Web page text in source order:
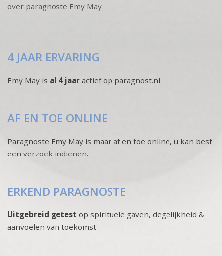
over paragnoste Emy May
4 JAAR ERVARING
Emy May is al 4 jaar actief op paragnost.nl
AF EN TOE ONLINE
Paragnoste Emy May is maar af en toe online, u kan best
een verzoek indienen.
ERKEND PARAGNOSTE
Uitgebreid getest op spirituele gaven, degelijkheid &
aanvoelen van toekomst